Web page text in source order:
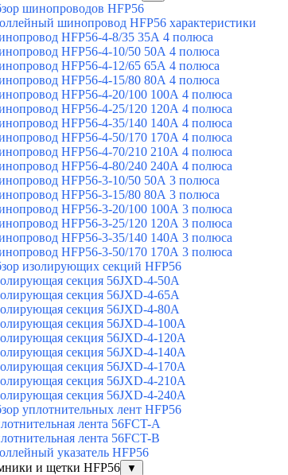
шинопроводов HFP56
шинопровод HFP56 характеристики
HFP56-4-8/35 35А 4 полюса
HFP56-4-10/50 50А 4 полюса
HFP56-4-12/65 65А 4 полюса
HFP56-4-15/80 80А 4 полюса
HFP56-4-20/100 100А 4 полюса
HFP56-4-25/120 120А 4 полюса
HFP56-4-35/140 140А 4 полюса
HFP56-4-50/170 170А 4 полюса
HFP56-4-70/210 210А 4 полюса
HFP56-4-80/240 240А 4 полюса
HFP56-3-10/50 50А 3 полюса
HFP56-3-15/80 80А 3 полюса
HFP56-3-20/100 100А 3 полюса
HFP56-3-25/120 120А 3 полюса
HFP56-3-35/140 140А 3 полюса
HFP56-3-50/170 170А 3 полюса
изолирующих секций HFP56
секция 56JXD-4-50A
секция 56JXD-4-65A
секция 56JXD-4-80A
секция 56JXD-4-100A
секция 56JXD-4-120A
секция 56JXD-4-140A
секция 56JXD-4-170A
секция 56JXD-4-210A
секция 56JXD-4-240A
уплотнительных лент HFP56
лента 56FCT-A
лента 56FCT-B
указатель HFP56
и щетки HFP56
▼